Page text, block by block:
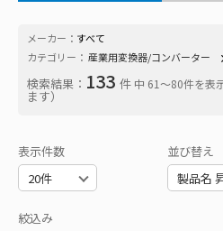
メーカー： すべて
カテゴリー： 産業用変換器/コンバーター
検索結果： 133 件 中 61〜80件を表
ます）
表示件数 並び替え
絞込み